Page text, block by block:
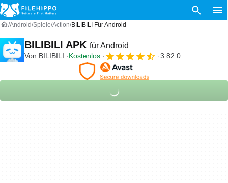
Android Spiele Action BILIBILI Für Android
BILIBILI APK für Android
Von BILIBILI Kostenlos 3.82.0